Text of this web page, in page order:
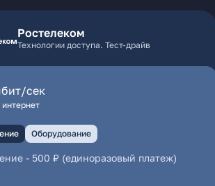
Ростелеком
Технологии доступа. Тест-драйв
сек
Оборудование
- 500 ₽ (единоразовый платеж)